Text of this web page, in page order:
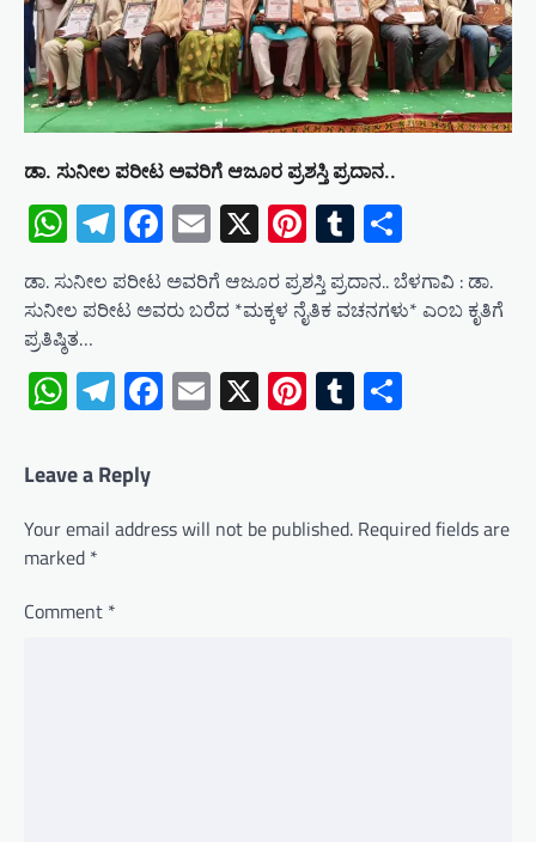
ಡಾ. ಸುನೀಲ ಪರೀಟ ಅವರಿಗೆ ಆಜೂರ ಪ್ರಶಸ್ತಿ ಪ್ರದಾನ..
WhatsApp
Telegram
Facebook
Email
X Pinterest
Tumblr
ಡಾ. ಸುನೀಲ ಪರೀಟ ಅವರಿಗೆ ಆಜೂರ ಪ್ರಶಸ್ತಿ ಪ್ರದಾನ.. ಬೆಳಗಾವಿ : ಡಾ.
ಸುನೀಲ ಪರೀಟ ಅವರು ಬರೆದ *ಮಕ್ಕಳ ನೈತಿಕ ವಚನಗಳು* ಎಂಬ ಕೃತಿಗೆ
ಪ್ರತಿಷ್ಠಿತ…
WhatsApp
Telegram
Facebook
Email
X Pinterest
Tumblr
Leave a Reply
Your email address will not be published. Required fields are
marked *
Comment *